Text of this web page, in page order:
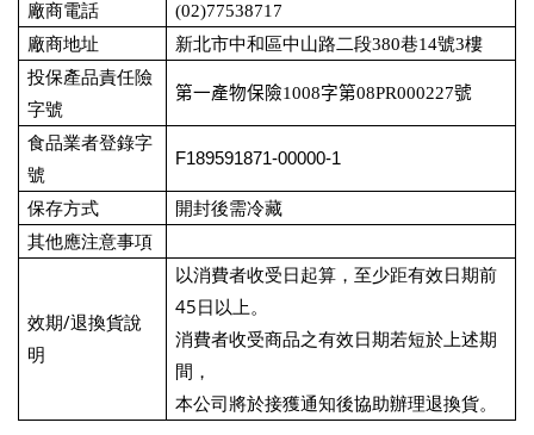
廠商電話
(02)77538717
廠商地址
新北市中和區中山路二段380巷14號3樓
投保產品責任險
字號
第一產物保險1008字第08PR000227號
食品業者登錄字
號
F189591871-00000-1
保存方式 開封後需冷藏
其他應注意事項
效期/退換貨說
明
以消費者收受日起算，至少距有效日期前
45 日以上。
消費者收受商品之有效日期若短於上述期
間，
本公司將於接獲通知後協助辦理退換貨。